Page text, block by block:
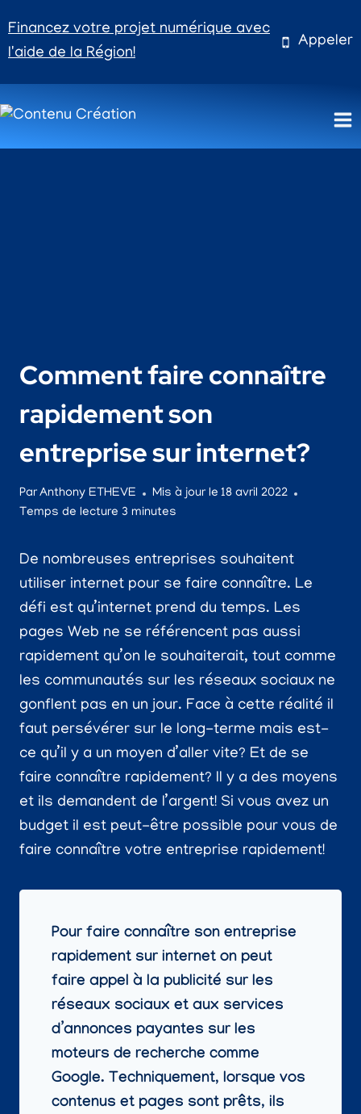
au
contenu
Financez votre projet numérique avec
l'aide de la Région!
Appeler
Comment faire connaître
rapidement son
entreprise sur internet?
ParAnthony ETHEVE Mis à jour le 18 avril 2022
Temps de lecture 3 minutes
De nombreuses entreprises souhaitent
utiliser internet pour se faire connaître. Le
défi est qu’internet prend du temps. Les
pages Web ne se référencent pas aussi
rapidement qu’on le souhaiterait, tout comme
les communautés sur les réseaux sociaux ne
gonflent pas en un jour. Face à cette réalité il
faut persévérer sur le long-terme mais est-
ce qu’il y a un moyen d’aller vite? Et de se
faire connaître rapidement? Il y a des moyens
et ils demandent de l’argent! Si vous avez un
budget il est peut-être possible pour vous de
faire connaître votre entreprise rapidement!
Pour faire connaître son entreprise
rapidement sur internet on peut
faire appel à la publicité sur les
réseaux sociaux et aux services
d’annonces payantes sur les
moteurs de recherche comme
Google. Techniquement, lorsque vos
contenus et pages sont prêts, ils